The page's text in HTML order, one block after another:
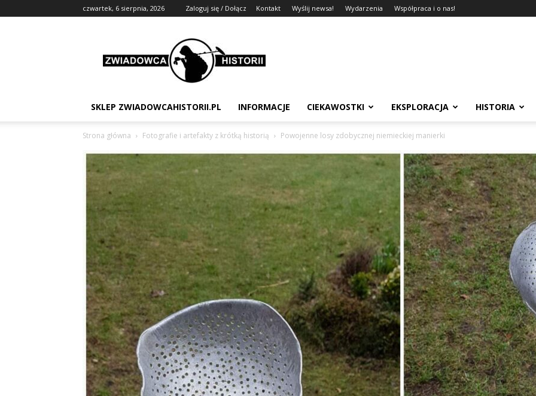
czwartek, 6 sierpnia, 2026 Zaloguj się / Dołącz Kontakt Wyślij newsa! Wydarzenia Współpraca i o nas!
Zwiadowca
Historii
SKLEP ZWIADOWCAHISTORII.PL INFORMACJE CIEKAWOSTKI EKSPLORACJA HISTORIA
Strona główna Fotografie i artefakty z krótką historią Powojenne losy zdobycznej niemieckiej manierki